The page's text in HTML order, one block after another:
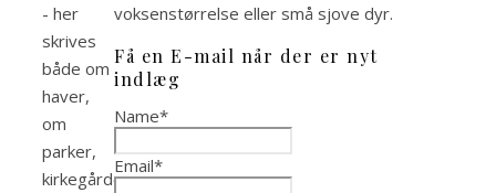
- her
skrives
både om
haver,
om
parker,
kirkegårde,
voksenstørrelse eller små sjove dyr.
Få en E-mail når der er nyt
indlæg
Name*
Email*